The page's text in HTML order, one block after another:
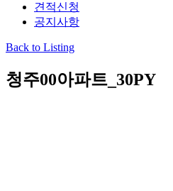
견적신청
공지사항
Back to Listing
청주00아파트_30PY